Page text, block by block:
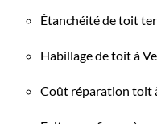
Étanchéité de toit
Habillage de toit à
Coût réparation toit